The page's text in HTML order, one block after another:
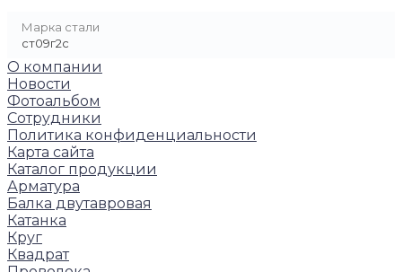
Марка стали
ст09г2с
О компании
Новости
Фотоальбом
Сотрудники
Политика конфиденциальности
Карта сайта
Каталог продукции
Арматура
Балка двутавровая
Катанка
Круг
Квадрат